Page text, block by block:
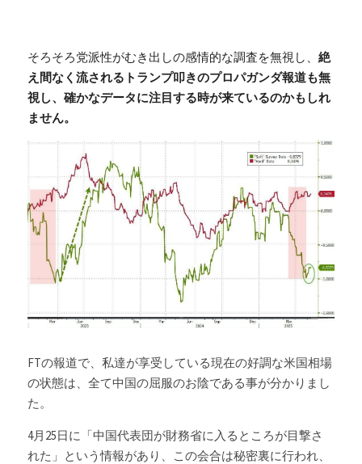
そろそろ党派性がむき出しの感情的な調査を無視し、 絶
え間なく流されるトランプ叩きのプロパガンダ報道も無
視し、確かなデータに注目する時が来ているのかもしれ
ません。
FTの報道で、私達が享受している現在の好調な米国相場
の状態は、全て中国の屈服のお陰である事が分かりまし
た。
4月25日に「中国代表団が財務省に入るところが目撃さ
れた」という情報があり、この会合は秘密裏に行われ、